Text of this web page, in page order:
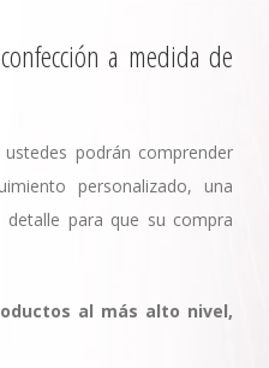
a medida de
podrán comprender
personalizado, una
para que su compra
al más alto nivel,